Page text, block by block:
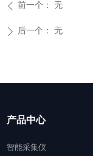
ꄴ 前一个： 无
ꄲ 后一个： 无
产品中心
智能采集仪